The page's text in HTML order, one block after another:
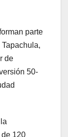
parte
de
50-
120